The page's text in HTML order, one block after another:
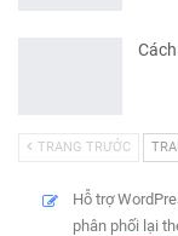
TRANG TRƯỚC
Hỗ trợ
phân phối lại